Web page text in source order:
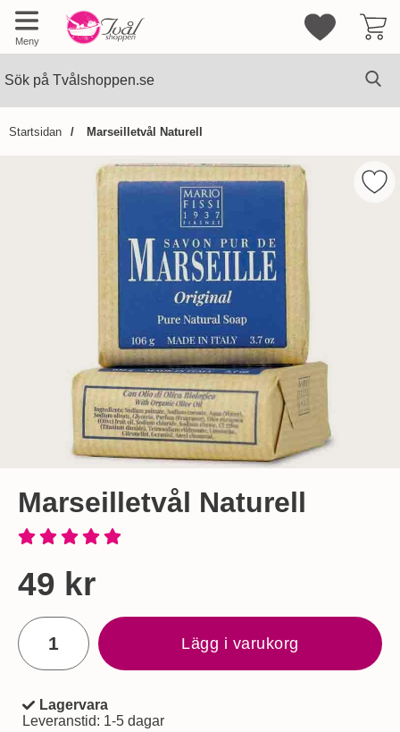
Meny
Mina
Startsidan Marseilletvål Naturell
Marseilletvål Naturell
Handla denna produkt Marseilletvål Naturell
pris
49 kr
antal
Lägg i varukorg
Tillgänglighet:
Lagervara
Leveranstid: 1-5 dagar